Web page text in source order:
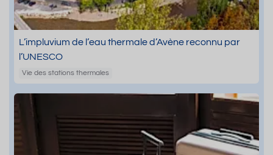
L’impluvium de l’eau thermale d’Avène reconnu par
l’UNESCO
Vie des stations thermales